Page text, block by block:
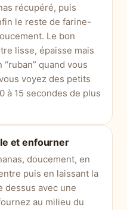
récupéré, puis
le reste de farine-
Le bon
lisse, épaisse mais
quand vous
voyez des petits
à 15 secondes de plus
et enfourner
doucement, en
puis en laissant la
dessus avec une
au milieu du